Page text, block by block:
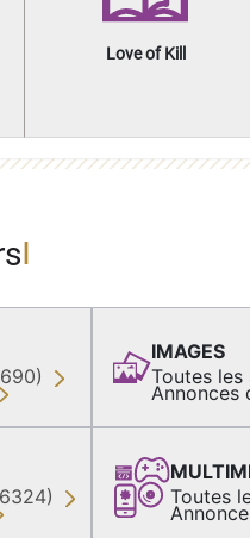
Love of Kill
IMAGES
Toutes les
Annonces
Toutes